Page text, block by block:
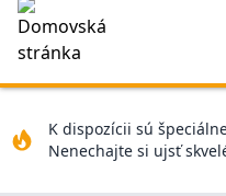
K dispozícii sú
Nenechajte si ujsť